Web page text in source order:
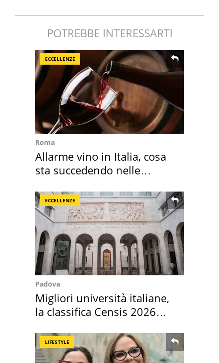
POTREBBE INTERESSARTI
ECCELLENZE
Roma
Allarme vino in Italia, cosa
sta succedendo nelle
ECCELLENZE
Padova
Migliori università italiane,
la classifica Censis 2026
LIFESTYLE